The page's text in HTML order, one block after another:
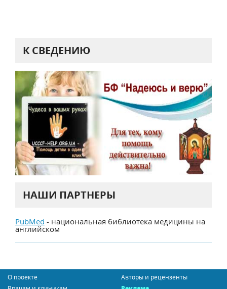
К СВЕДЕНИЮ
НАШИ ПАРТНЕРЫ
PubMed - национальная библиотека медицины на
английском
О проекте
Авторы и рецензенты